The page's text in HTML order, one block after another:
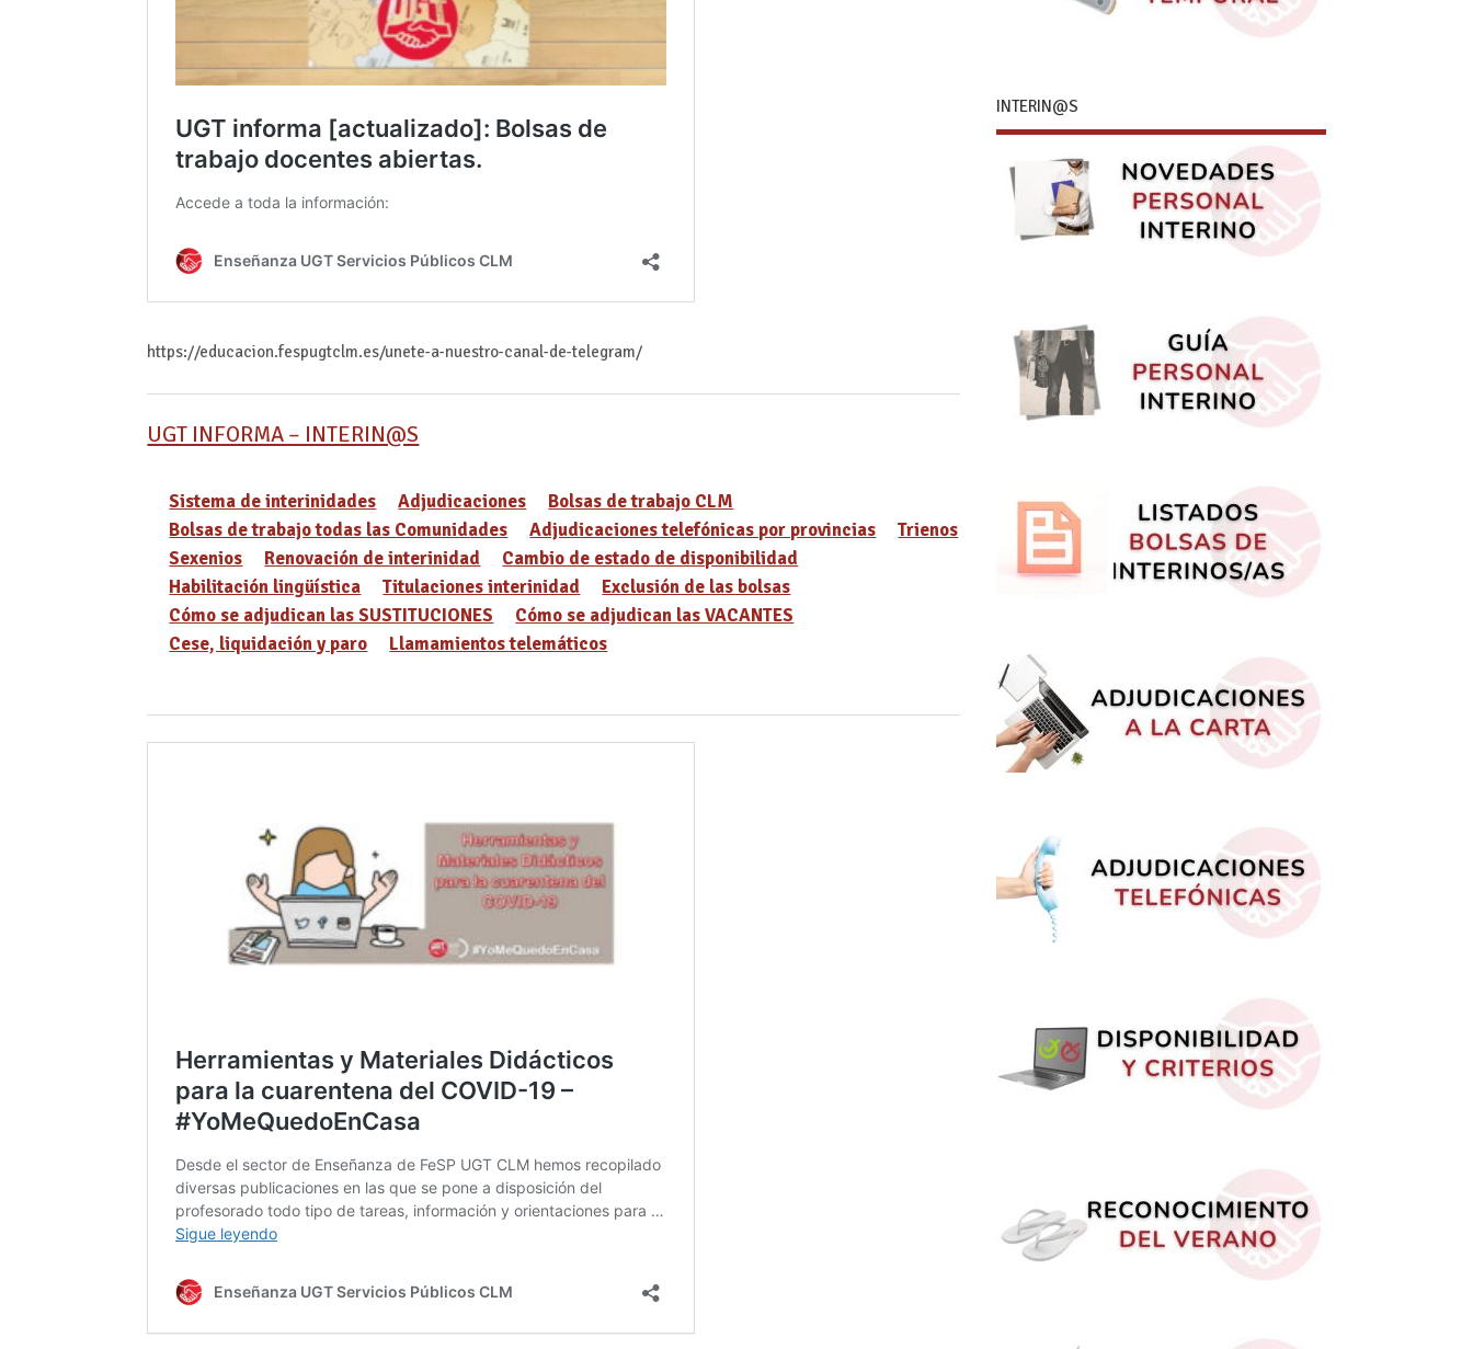
https://educacion.fespugtclm.es/unete-a-nuestro-canal-de-telegram/
UGT INFORMA – INTERIN@S
Sistema de interinidades Adjudicaciones
Bolsas de trabajo CLM
Bolsas de trabajo todas las Comunidades
Adjudicaciones telefónicas por provincias
Trienos
Sexenios
Renovación de interinidad
Cambio de estado de disponibilidad
Habilitación lingüística
Titulaciones interinidad
Exclusión de las bolsas
Cómo se adjudican las SUSTITUCIONES
Cómo se adjudican las VACANTES
Cese, liquidación y paro
Llamamientos telemáticos
INTERIN@S